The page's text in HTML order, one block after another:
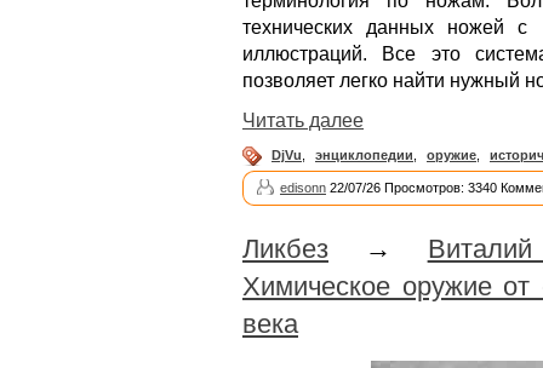
технических данных ножей с
иллюстраций. Все это
позволяет легко найти нужный
Читать далее
DjVu энциклопедии оружие
edisonn 22/07/26 Просмотров: 3340
Ликбез →
Химическое оружие
века